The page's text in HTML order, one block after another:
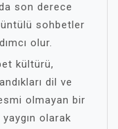
son derece
sohbetler
olur.
kültürü,
dil ve
olmayan bir
olarak